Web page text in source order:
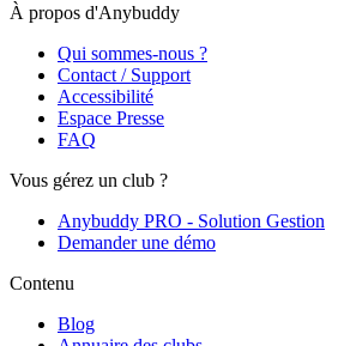
À propos d'Anybuddy
Qui sommes-nous ?
Contact / Support
Accessibilité
Espace Presse
FAQ
Vous gérez un club ?
Anybuddy PRO - Solution Gestion
Demander une démo
Contenu
Blog